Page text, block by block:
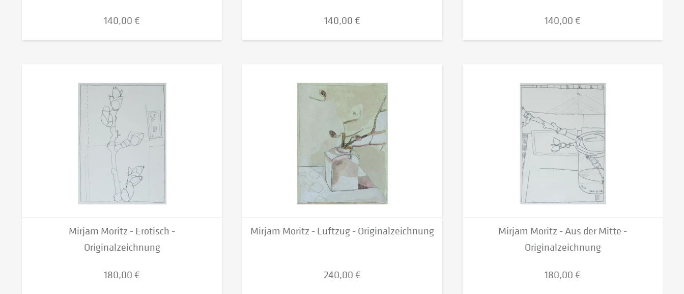
140,00 € 140,00 € 140,00 €
Mirjam Moritz - Erotisch -
Originalzeichnung
180,00 €
Mirjam Moritz - Luftzug - Originalzeichnung
240,00 €
Mirjam Moritz - Aus der Mitte -
Originalzeichnung
180,00 €